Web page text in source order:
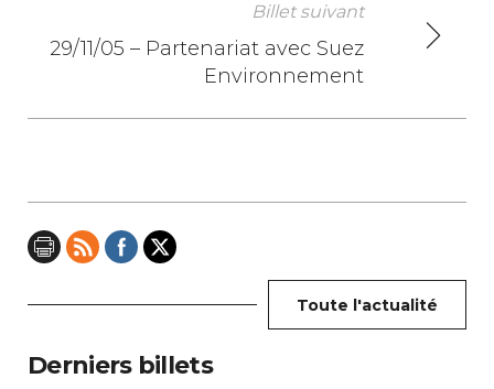
g
t
o
n
d
e
Billet suivant
29/11/05 – Partenariat avec Suez
Environnement
Toute l'actualité
Derniers billets